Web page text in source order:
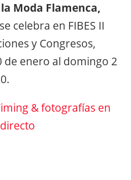
Moda Flamenca,
celebra en FIBES II
y Congresos,
de enero al domingo 2
& fotografías en
directo